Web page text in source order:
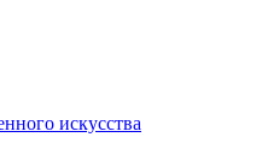
искусства